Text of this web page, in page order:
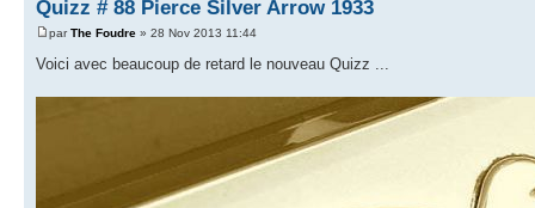
Quizz # 88 Pierce Silver Arrow 1933
parThe Foudre » 28 Nov 2013 11:44
Voici avec beaucoup de retard le nouveau Quizz ...